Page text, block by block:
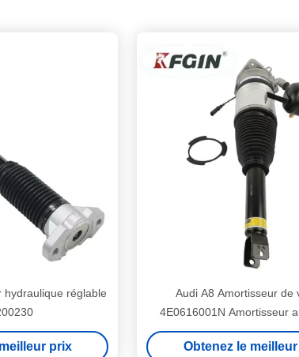
hydraulique réglable
prix
Audi A8 Amortisseur de
4E0616001N Amortisseur
caoutchouc acier
Obtenez le